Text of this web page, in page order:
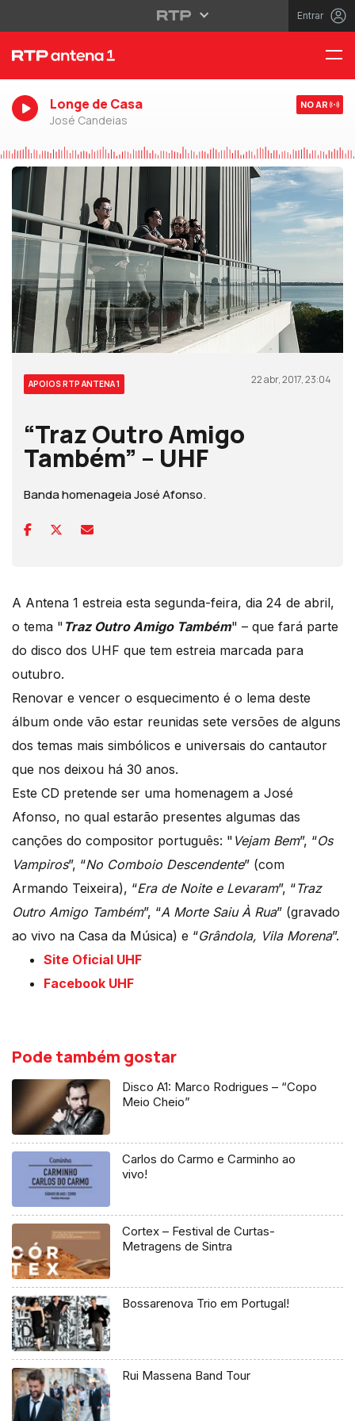
Entrar
Longe de Casa
José Candeias
NO AR
APOIOS RTP ANTENA 1 22 abr, 2017, 23:04
“Traz Outro Amigo
Também” – UHF
Banda homenageia José Afonso.
A Antena 1 estreia esta segunda-feira, dia 24 de abril,
o tema " Traz Outro Amigo Também" – que fará parte
do disco dos UHF que tem estreia marcada para
outubro.
Renovar e vencer o esquecimento é o lema deste
álbum onde vão estar reunidas sete versões de alguns
dos temas mais simbólicos e universais do cantautor
que nos deixou há 30 anos.
Este CD pretende ser uma homenagem a José
Afonso, no qual estarão presentes algumas das
canções do compositor português: " Vejam Bem”, “Os
Vampiros”, “No Comboio Descendente” (com
Armando Teixeira), “Era de Noite e Levaram”, “Traz
Outro Amigo Também”, “A Morte Saiu À Rua” (gravado
ao vivo na Casa da Música) e “Grândola, Vila Morena”.
Site Oficial UHF
Facebook UHF
Pode também gostar
Disco A1: Marco Rodrigues – “Copo
Meio Cheio”
Carlos do Carmo e Carminho ao
vivo!
Cortex – Festival de Curtas-
Metragens de Sintra
Bossarenova Trio em Portugal!
Rui Massena Band Tour